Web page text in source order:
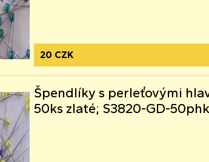
20 CZK
Špendlíky s perleťovými
50ks zlaté; S3820-GD-50phk